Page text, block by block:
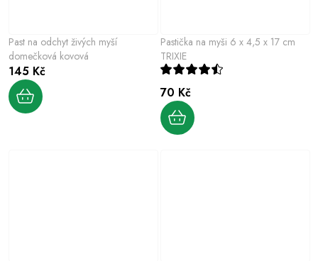
Past na odchyt živých myší
domečková kovová
145 Kč
Pastička na myši 6 x 4,5 x 17 cm
TRIXIE
70 Kč